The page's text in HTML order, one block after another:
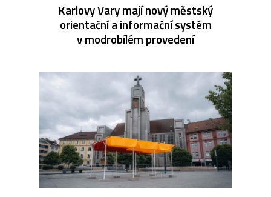
Karlovy Vary mají nový městský
orientační a informační systém
v modrobílém provedení